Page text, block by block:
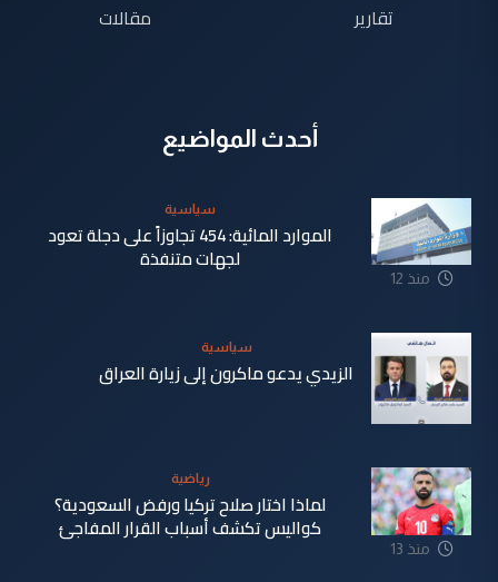
تقارير
مقالات
أحدث المواضيع
منذ 12
سياسية
الموارد المائية: 454 تجاوزاً على دجلة تعود
لجهات متنفذة
ساعة
سياسية
الزيدي يدعو ماكرون إلى زيارة العراق
منذ 13
رياضية
لماذا اختار صلاح تركيا ورفض السعودية؟
كواليس تكشف أسباب القرار المفاجئ